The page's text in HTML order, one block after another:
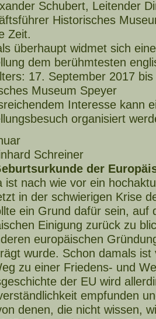
Schubert, Leitender
Historisches
Zeit.
überhaupt widmet sich
dem berühmtesten
17. September 2017
Museum Speyer
Interesse kann
organisiert
Schreiner
der
ist nach wie vor ein
in der schwierigen Krise
ein Grund dafür sein, auf
Einigung zurück zu
europäischen
wurde. Schon damals
zu einer Friedens- und
der EU wird
empfunden
denen, die nicht wissen,